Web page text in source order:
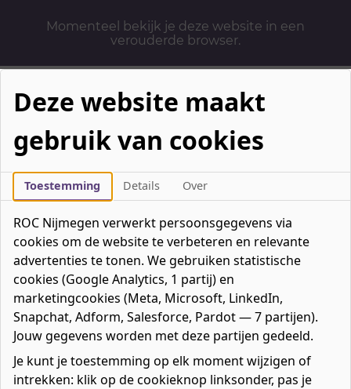
Momenteel bekijk je deze website in een
verouderde browser.
Mbo-opleidingen
Werken & Leren
Mavo / havo / vwo
Contact
Over ons
Bedrijven
Favorieten0favorieten
Mijn ROC
Zoeken
Deze website maakt
gebruik van cookies
Toestemming Details Over
ROC Nijmegen verwerkt persoonsgegevens via
cookies om de website te verbeteren en relevante
advertenties te tonen. We gebruiken statistische
cookies (Google Analytics, 1 partij) en
marketingcookies (Meta, Microsoft, LinkedIn,
Snapchat, Adform, Salesforce, Pardot — 7 partijen).
Jouw gegevens worden met deze partijen gedeeld.
Je kunt je toestemming op elk moment wijzigen of
intrekken: klik op de cookieknop linksonder, pas je